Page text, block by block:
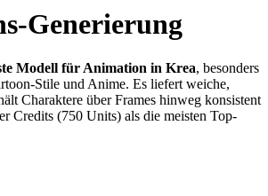
Generierung
Modell für Animation in Krea, besonders
Stile und Anime. Es liefert weiche,
Charaktere über Frames hinweg konsistent
Credits (750 Units) als die meisten Top-